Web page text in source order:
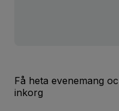
Få heta evenemang
inkorg